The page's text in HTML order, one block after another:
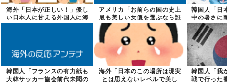
海外「日本が正しい！」優し
い日本人に甘える外国人に海
外が大騒ぎ
アメリカ「お前らの国の史上
最も美しい女優を選ぶなら誰
になる？」
韓国人「日
中の暑さに
韓国人「フランスの有力紙も
大韓サッカー協会前代未聞の
海外「日本のこの場所は現実
とは思えないレベルで美し
韓国人「我
戦で行った